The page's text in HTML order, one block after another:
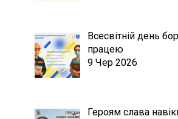
Всесвітній день
працею
9 Чер 2026
Героям слава